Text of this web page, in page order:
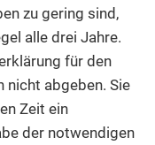
zu gering sind,
alle drei Jahre.
für den
nicht abgeben. Sie
Zeit ein
der notwendigen